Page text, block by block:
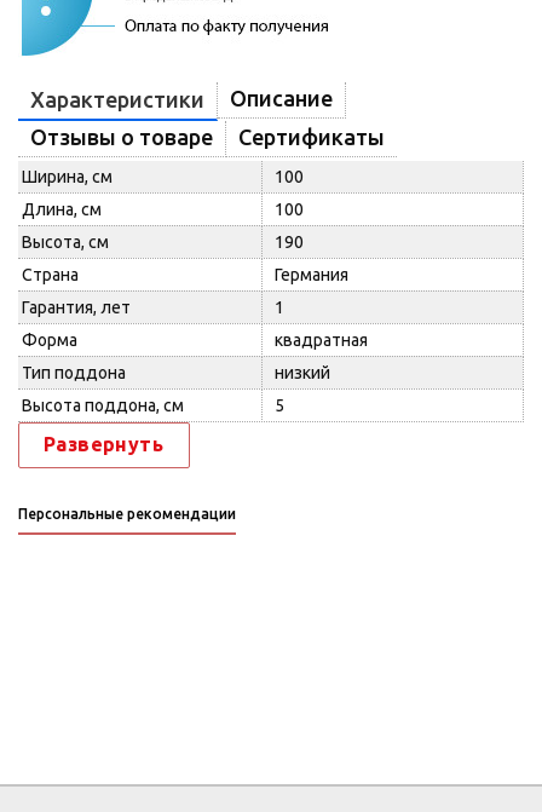
Характеристики
Описание
Отзывы о товаре
Сертификаты
Ширина, см
100
Длина, см
100
Высота, см
190
Страна
Германия
Гарантия, лет
1
Форма
квадратная
Тип поддона
низкий
Высота поддона, см
5
Развернуть
Персональные рекомендации